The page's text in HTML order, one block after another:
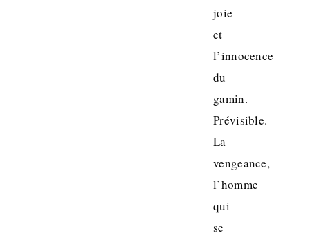
joie
et
l’innocence
du
gamin.
Prévisible.
La
vengeance,
l’homme
qui
se